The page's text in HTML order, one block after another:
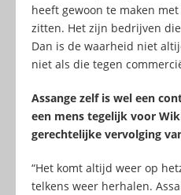
heeft gewoon te maken
zitten. Het zijn bedrijven
Dan is de waarheid niet
niet als die tegen
Assange zelf is wel een
een mens tegelijk voor
gerechtelijke vervolging
“Het komt altijd weer op
telkens weer herhalen.